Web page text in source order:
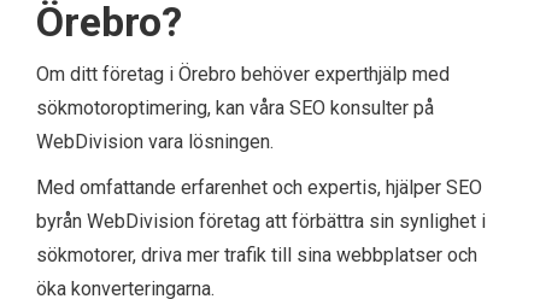
Örebro?
Om ditt företag i Örebro behöver experthjälp med
sökmotoroptimering, kan våra SEO konsulter på
WebDivision vara lösningen.
Med omfattande erfarenhet och expertis, hjälper SEO
byrån WebDivision företag att förbättra sin synlighet i
sökmotorer, driva mer trafik till sina webbplatser och
öka konverteringarna.